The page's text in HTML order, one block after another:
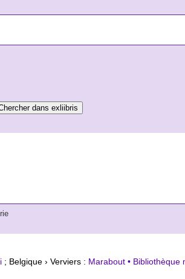
; Belgique › Verviers : Marabout • Bibliothèque